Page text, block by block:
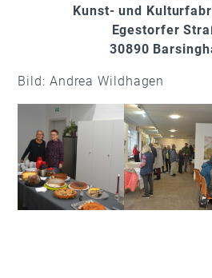
Kunst- und
Egestorfer
30890
Bild: Andrea Wildhagen